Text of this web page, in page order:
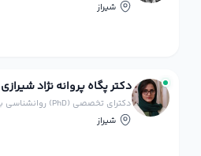
شیراز
دکتر پگاه پروانه نژاد شیرازی
دکترای تخصصی (PhD) روانشناسی بالینی
شیراز